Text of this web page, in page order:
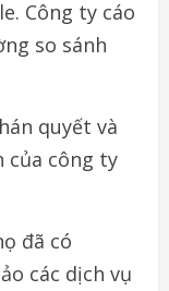
Công ty cáo
so sánh
quyết và
của công ty
đã có
các dịch vụ